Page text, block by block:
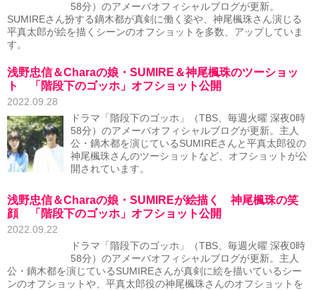
58分）のアメーバオフィシャルブログが更新。
SUMIREさん扮する鏑木都が真剣に働く姿や、神尾楓珠さん演じる
平真太郎が絵を描くシーンのオフショットを多数、アップしていま
す。
浅野忠信＆Charaの娘・SUMIRE＆神尾楓珠のツーショッ
ト 「階段下のゴッホ」オフショット公開
2022.09.28
ドラマ「階段下のゴッホ」（TBS、毎週火曜 深夜0時
58分）のアメーバオフィシャルブログが更新。主人
公・鏑木都を演じているSUMIREさんと平真太郎役の
神尾楓珠さんのツーショットなど、オフショットが公
開されています。
浅野忠信＆Charaの娘・SUMIREが絵描く 神尾楓珠の笑
顔 「階段下のゴッホ」オフショット公開
2022.09.22
ドラマ「階段下のゴッホ」（TBS、毎週火曜 深夜0時
58分）のアメーバオフィシャルブログが更新。主人
公・鏑木都を演じているSUMIREさんが真剣に絵を描いているシー
ンのオフショットや、平真太郎役の神尾楓珠さんのオフショットを